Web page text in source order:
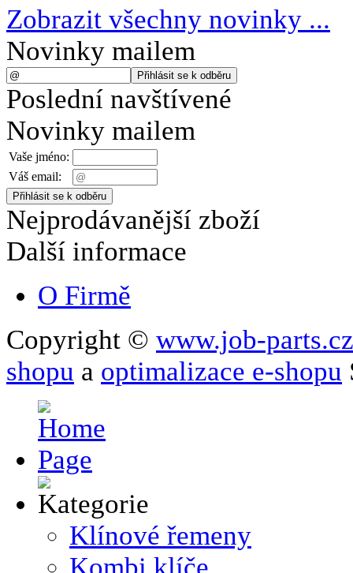
Zobrazit všechny novinky ...
Novinky mailem
Poslední navštívené
Novinky mailem
Vaše jméno:
Váš email:
Nejprodávanější zboží
Další informace
O Firmě
Copyright © www.job-parts.cz
shopu a optimalizace e-shopu
Klínové řemeny